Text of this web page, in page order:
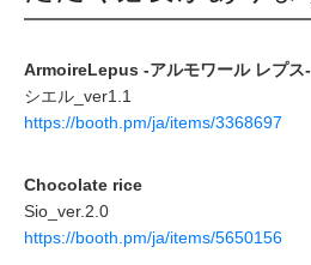
ArmoireLepus -アルモワール レプス-
シエル_ver1.1
https://booth.pm/ja/items/3368697
Chocolate rice
Sio_ver.2.0
https://booth.pm/ja/items/5650156